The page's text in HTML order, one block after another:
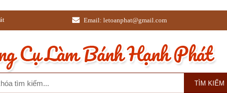
Email: letoanphat@gmail.com